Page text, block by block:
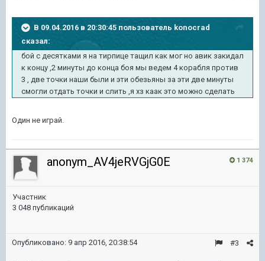
В 09.04.2016 в 20:30:45 пользователь konocrad
сказал:
бой с десятками я на тирпице тащил как мог но авик закидал
к концу ,2 минуты до конца боя мы ведем 4 корабля против
3 , две точки наши были и эти обезьяны за эти две минуты
смогли отдать точки и слить ,я хз каак это можно сделать
Один не играй.
1 374
anonym_AV4jeRVGjG0E
Участник
3 048 публикаций
#3
Опубликовано: 9 апр 2016, 20:38:54